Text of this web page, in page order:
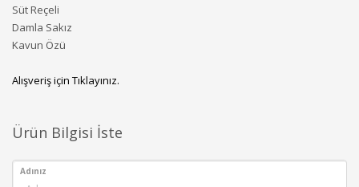
Süt Reçeli
Damla Sakız
Kavun Özü
Alışveriş için Tıklayınız.
Ürün Bilgisi İste
Adınız